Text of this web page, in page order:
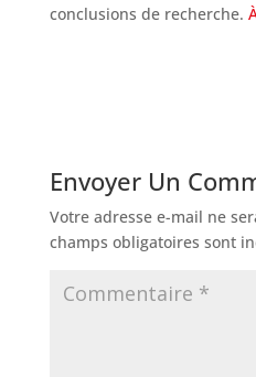
conclusions de recherche.
Envoyer Un
Votre adresse e-mail ne
champs obligatoires sont